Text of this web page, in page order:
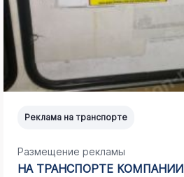
Реклама на транспорте
Размещение рекламы
НА ТРАНСПОРТЕ КОМПАНИИ